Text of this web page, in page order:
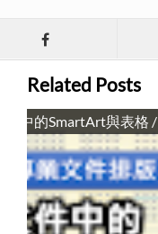
Related Posts